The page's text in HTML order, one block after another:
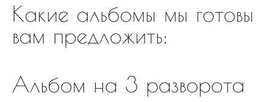
Какие альбомы мы готовы
вам предложить:
Альбом на 3 разворота